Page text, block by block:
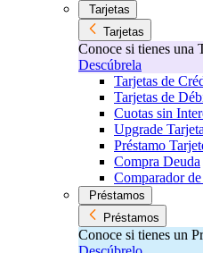
Tarjetas
Tarjetas
Conoce si tienes una
Descúbrela
Tarjetas de
Tarjetas de
Cuotas sin
Upgrade
Préstamo
Compra Deuda
Comparador
Préstamos
Préstamos
Conoce si tienes un